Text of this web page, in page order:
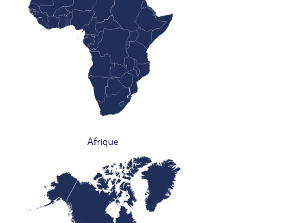
Afrique